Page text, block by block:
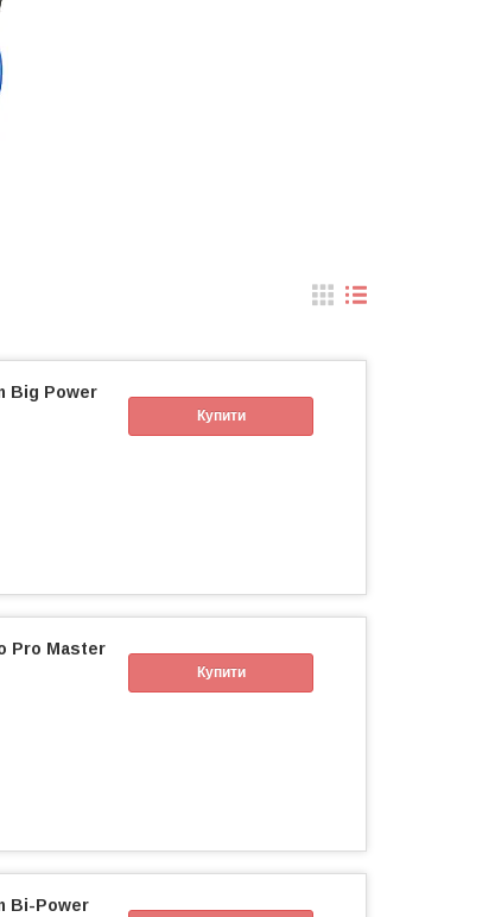
Купити
Big Power
Купити
Pro Master
Bi-Power